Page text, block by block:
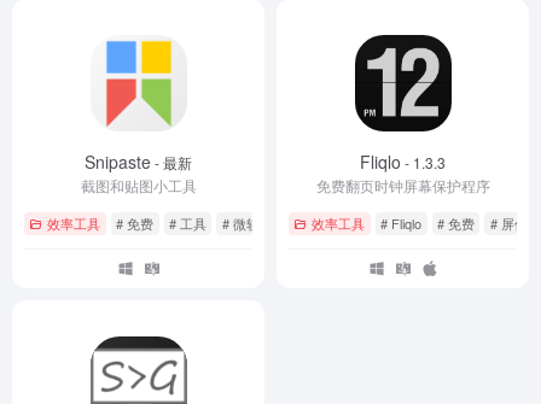
Snipaste- 最新
截图和贴图小工具
效率工具 # 免费 # 工具 # 微软
Fliqlo - 1.3.3
免费翻页时钟屏幕保护程序
效率工具 # Fliqlo # 免费 # 屏保